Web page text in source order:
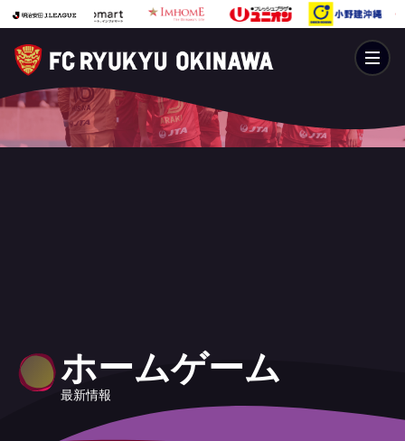
ホームゲーム
最新情報